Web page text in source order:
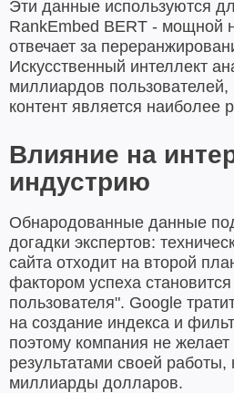
Эти данные используются
RankEmbed BERT - мощной
отвечает за
Искусственный интеллект
миллиардов пользователей,
контент является наиболее
Влияние на
индустрию
Обнародованные данные
догадки экспертов:
сайта отходит на второй
фактором успеха
пользователя". Google
на создание индекса и
поэтому компания не
результатами своей работы,
миллиарды долларов.